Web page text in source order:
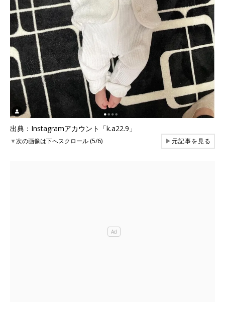
出典：Instagramアカウント「k.a22.9」
▼次の画像は下へスクロール (5/6) ▶元記事を見る